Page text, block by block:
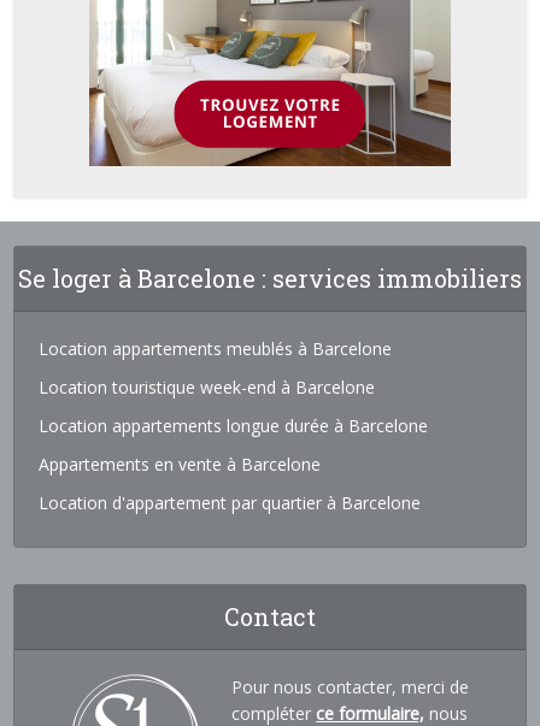
Se loger à Barcelone : services immobiliers
Location appartements meublés à Barcelone
Location touristique week-end à Barcelone
Location appartements longue durée à Barcelone
Appartements en vente à Barcelone
Location d'appartement par quartier à Barcelone
Contact
Pour nous contacter, merci de
compléter ce formulaire, nous